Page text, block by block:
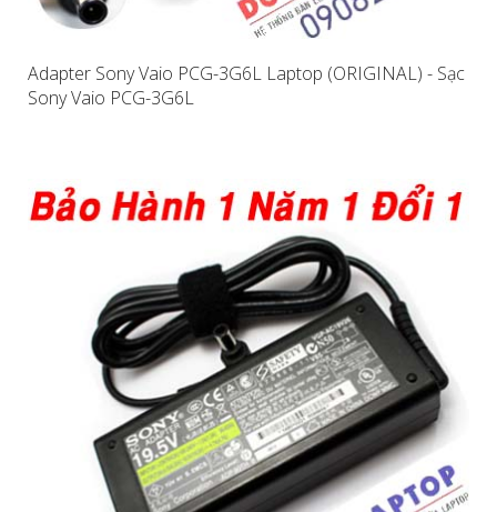
Adapter Sony Vaio PCG-3G6L Laptop (ORIGINAL) - Sạc
Sony Vaio PCG-3G6L